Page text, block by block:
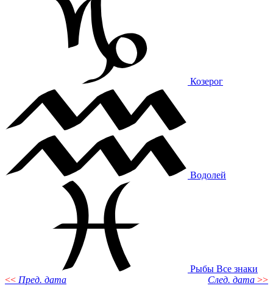
Козерог
Водолей
Рыбы Все знаки
<< Пред. дата След. дата >>